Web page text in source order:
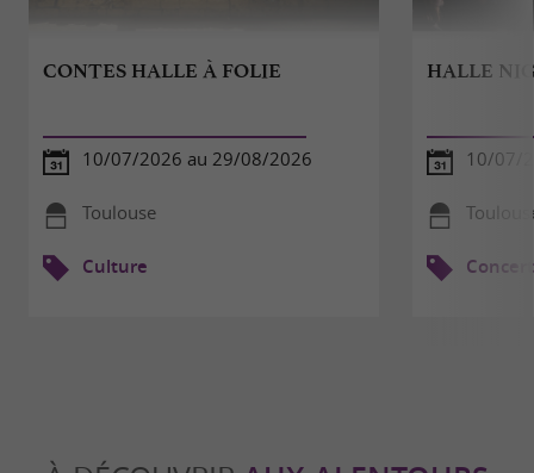
CONTES HALLE À FOLIE
10/07/2026 au 29/08/2026
Toulouse
Culture
HALLE
10/07/